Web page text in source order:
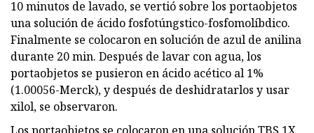
10 minutos de lavado, se vertió sobre los portaobjetos
una solución de ácido fosfotúngstico-fosfomolíbdico.
Finalmente se colocaron en solución de azul de anilina
durante 20 min. Después de lavar con agua, los
portaobjetos se pusieron en ácido acético al 1%
(1.00056-Merck), y después de deshidratarlos y usar
xilol, se observaron.